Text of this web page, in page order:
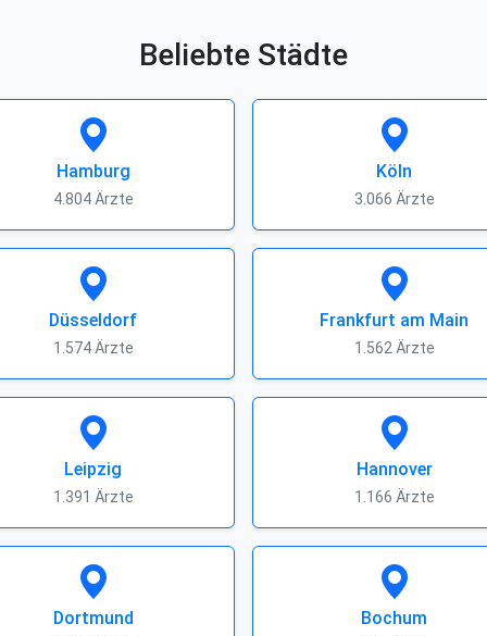
Beliebte Städte
Hamburg
4.804 Ärzte
Köln
3.066 Ärzte
Düsseldorf
1.574 Ärzte
Frankfurt am Main
1.562 Ärzte
Leipzig
1.391 Ärzte
Hannover
1.166 Ärzte
Dortmund Bochum